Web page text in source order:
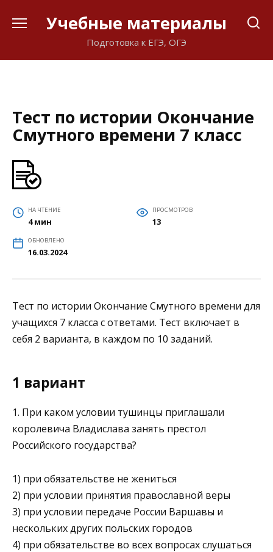
Учебные материалы
Подготовка к ЕГЭ, ОГЭ
Тест по истории Окончание
Смутного времени 7 класс
НА ЧТЕНИЕ
4 мин
ПРОСМОТРОВ
13
ОБНОВЛЕНО
16.03.2024
Тест по истории Окончание Смутного времени для
учащихся 7 класса с ответами. Тест включает в
себя 2 варианта, в каждом по 10 заданий.
1 вариант
1. При каком условии тушинцы приглашали
королевича Вла­дислава занять престол
Российского государства?
1) при обязательстве не жениться
2) при условии принятия православной веры
3) при условии передаче России Варшавы и
нескольких других польских городов
4) при обязательстве во всех вопросах слушаться